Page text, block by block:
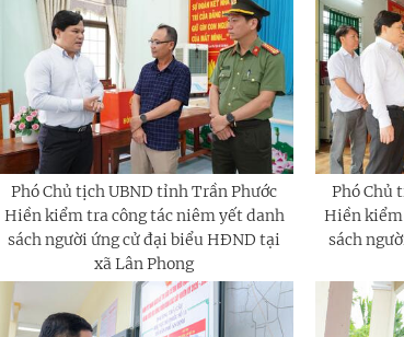
Phó Chủ tịch UBND tỉnh Trần Phước
Hiền kiểm tra công tác niêm yết danh
sách người ứng cử đại biểu HĐND tại
xã Lân Phong
Phó Chủ
Hiền
sách